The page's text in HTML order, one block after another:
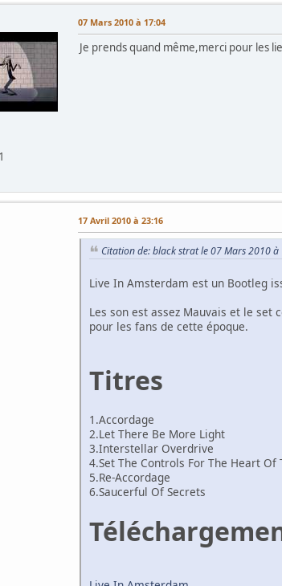
07 Mars 2010 à 17:04
Je prends quand même,merci pour les
17 Avril 2010 à 23:16
Citation de: black strat le 07 Mars 2010 à
Live In Amsterdam est un Bootleg
Les son est assez Mauvais et le
pour les fans de cette époque.
Titres
1.Accordage
2.Let There Be More Light
3.Interstellar Overdrive
4.Set The Controls For The Heart Of
5.Re-Accordage
6.Saucerful Of Secrets